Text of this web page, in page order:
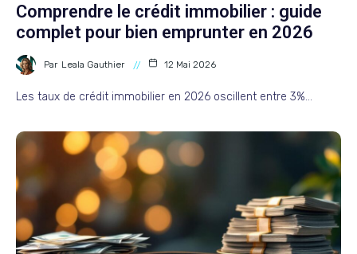
Comprendre le crédit immobilier : guide
complet pour bien emprunter en 2026
Par Leala Gauthier 12 Mai 2026
Les taux de crédit immobilier en 2026 oscillent entre 3%…